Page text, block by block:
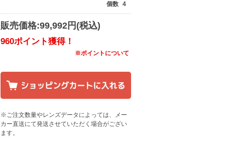
個数 4
販売価格:99,992円(税込)
960ポイント獲得！
※ポイントについて
※ご注文数量やレンズデータによっては、メー
カー直送にて発送させていただく場合がござい
ます。